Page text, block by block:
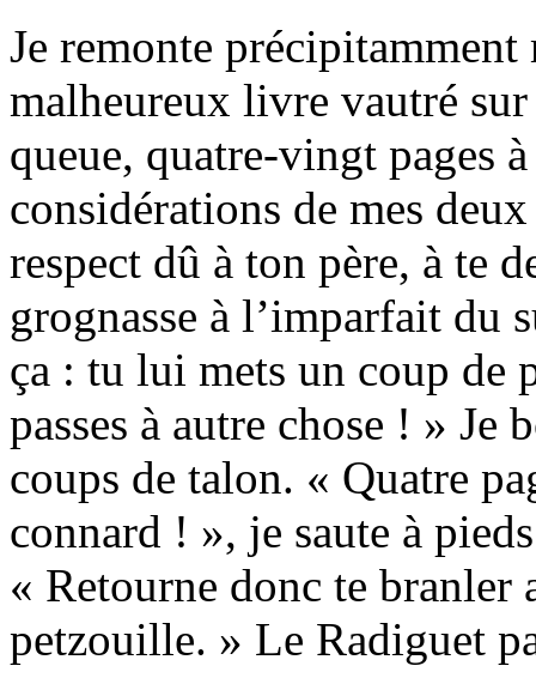
Je remonte
malheureux livre vautré
queue, quatre-vingt pages
considérations de mes
respect dû à ton père, à te
grognasse à l’imparfait du
ça : tu lui mets un coup de
passes à autre chose ! »
coups de talon. « Quatre
connard ! », je saute à
« Retourne donc te branler
petzouille. » Le Radiguet